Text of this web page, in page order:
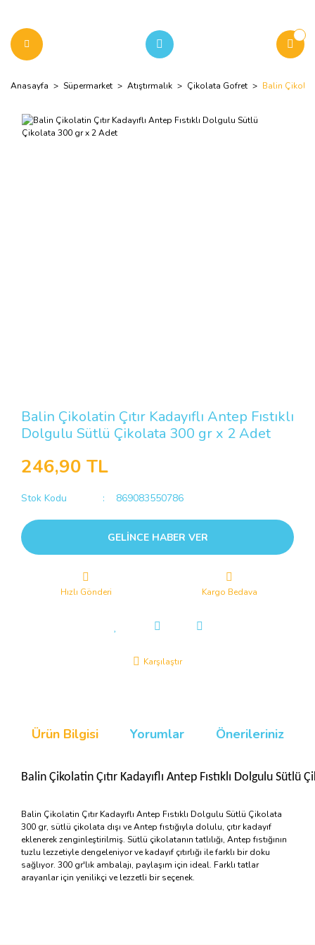
Anasayfa Süpermarket Atıştırmalık Çikolata Gofret Balin
Balin Çikolatin Çıtır Kadayıflı Antep Fıstıklı
Dolgulu Sütlü Çikolata 300 gr x 2 Adet
246,90 TL
Stok Kodu 869083550786
GELİNCE HABER VER
Hızlı Gönderi Kargo Bedava
Karşılaştır
Ürün Bilgisi Yorumlar Önerileriniz
Balin Çikolatin Çıtır Kadayıflı Antep Fıstıklı Dolgulu Sütlü
Balin Çikolatin Çıtır Kadayıflı Antep Fıstıklı Dolgulu Sütlü Çikolata
300 gr, sütlü çikolata dışı ve Antep fıstığıyla dolulu, çıtır kadayıf
eklenerek zenginleştirilmiş. Sütlü çikolatanın tatlılığı, Antep fıstığının
tuzlu lezzetiyle dengeleniyor ve kadayıf çıtırlığı ile farklı bir doku
sağlıyor. 300 gr'lık ambalajı, paylaşım için ideal. Farklı tatlar
arayanlar için yenilikçi ve lezzetli bir seçenek.